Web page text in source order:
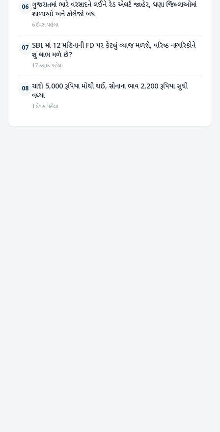
06 ગુજરાતમાં ભારે વરસાદને લઈને રેડ એલર્ટ જાહેર, ઘણા જિલ્લાઓમાં
શાળાઓ અને કોલેજો બંધ
6 દિવસ પહેલા
07 SBI માં 12 મહિનાની FD પર કેટલું વ્યાજ મળશે, વરિષ્ઠ નાગરિકોને
શું લાભ મળે છે?
17 કલાક પહેલા
08 ચાંદી 5,000 રૂપિયા મોંઘી થઈ, સોનાના ભાવ 2,200 રૂપિયા સુધી
વધ્યા
1 દિવસ પહેલા